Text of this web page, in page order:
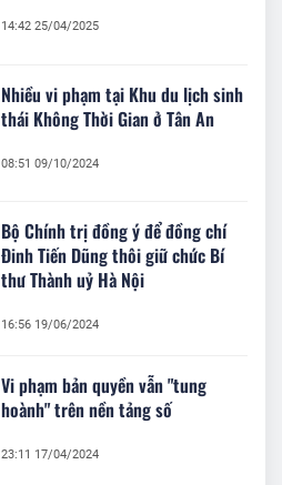
14:42 25/04/2025
Nhiều vi phạm tại Khu du lịch sinh
thái Không Thời Gian ở Tân An
08:51 09/10/2024
Bộ Chính trị đồng ý để đồng chí
Đinh Tiến Dũng thôi giữ chức Bí
thư Thành uỷ Hà Nội
16:56 19/06/2024
Vi phạm bản quyền vẫn "tung
hoành" trên nền tảng số
23:11 17/04/2024